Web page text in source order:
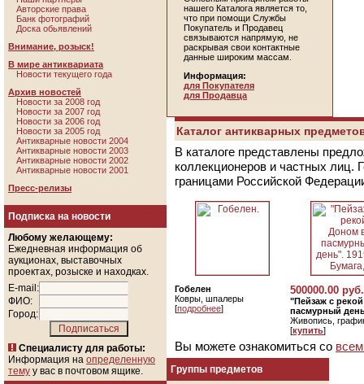
Авторские права
Банк фотографий
Доска обьявлений
Внимание, розыск!
В мире антиквариата
Новости текущего года
Архив новостей
Новости за 2008 год
Новости за 2007 год
Новости за 2006 год
Новости за 2005 год
Антикварные новости 2004
Антикварные новости 2003
Антикварные новости 2002
Антикварные новости 2001
Пресс-релизы
Подписка на новости
Любому желающему:
Ежедневная информация об
аукционах, выставочных
проектах, розыске и находках.
E-mail:
ФИО:
Город:
Специалисту для работы:
Информация на определенную
тему у вас в почтовом ящике.
нашего Каталога является то,
что при помощи Службы
Покупатель и Продавец
связываются напрямую, не
раскрывая свои контактные
данные широким массам.
Информация:
для Покупателя
для Продавца
Каталог антикварных
В каталоге представлены
коллекционеров и частных лиц.
границами Российской
Гобелен
Ковры, шпалеры
[подробнее]
500000.00 руб.
"Пейзаж с
пасмурный
Живопись,
[купить]
Вы можете ознакомиться со
Группы предметов